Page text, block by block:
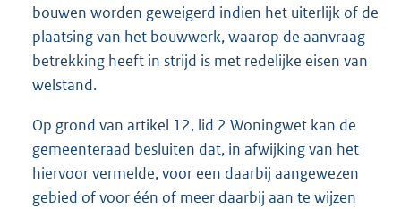
bouwen worden geweigerd indien het uiterlijk of de
plaatsing van het bouwwerk, waarop de aanvraag
betrekking heeft in strijd is met redelijke eisen van
welstand.
Op grond van artikel 12, lid 2 Woningwet kan de
gemeenteraad besluiten dat, in afwijking van het
hiervoor vermelde, voor een daarbij aangewezen
gebied of voor één of meer daarbij aan te wijzen